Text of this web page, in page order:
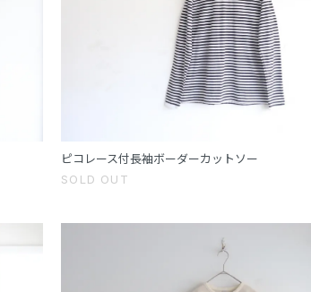
ピコレース付長袖ボーダーカットソー
SOLD OUT